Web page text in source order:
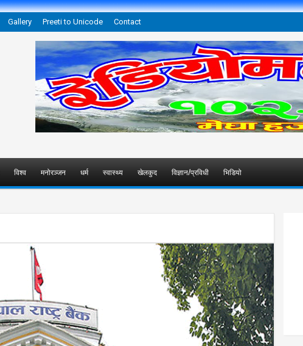
Gallery Preeti to Unicode Contact
विश्व मनोरञ्जन धर्म स्वास्थ्य खेलकुद विज्ञान/प्रविधी भिडियो